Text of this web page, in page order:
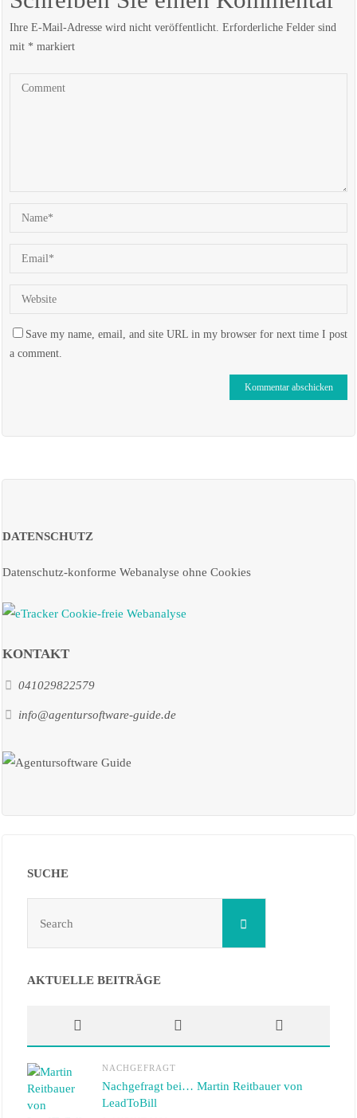
Ihre E-Mail-Adresse wird nicht veröffentlicht. Erforderliche Felder sind
mit * markiert
Save my name, email, and site URL in my browser for next time I post
a comment.
DATENSCHUTZ
Datenschutz-konforme Webanalyse ohne Cookies
KONTAKT
041029822579
info@agentursoftware-guide.de
SUCHE
Search
AKTUELLE BEITRÄGE
NACHGEFRAGT
Nachgefragt bei… Martin Reitbauer von
LeadToBill